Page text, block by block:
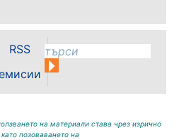
8, ал. 4,
чл. 92, ал. 1...
RSS
на материали става чрез изрично
позоваването на